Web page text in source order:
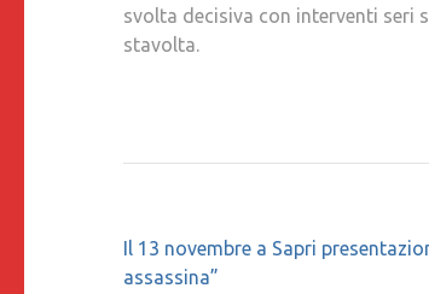
svolta decisiva con interventi seri
stavolta.
Navigazione
articoli
Il 13 novembre a Sapri
assassina”